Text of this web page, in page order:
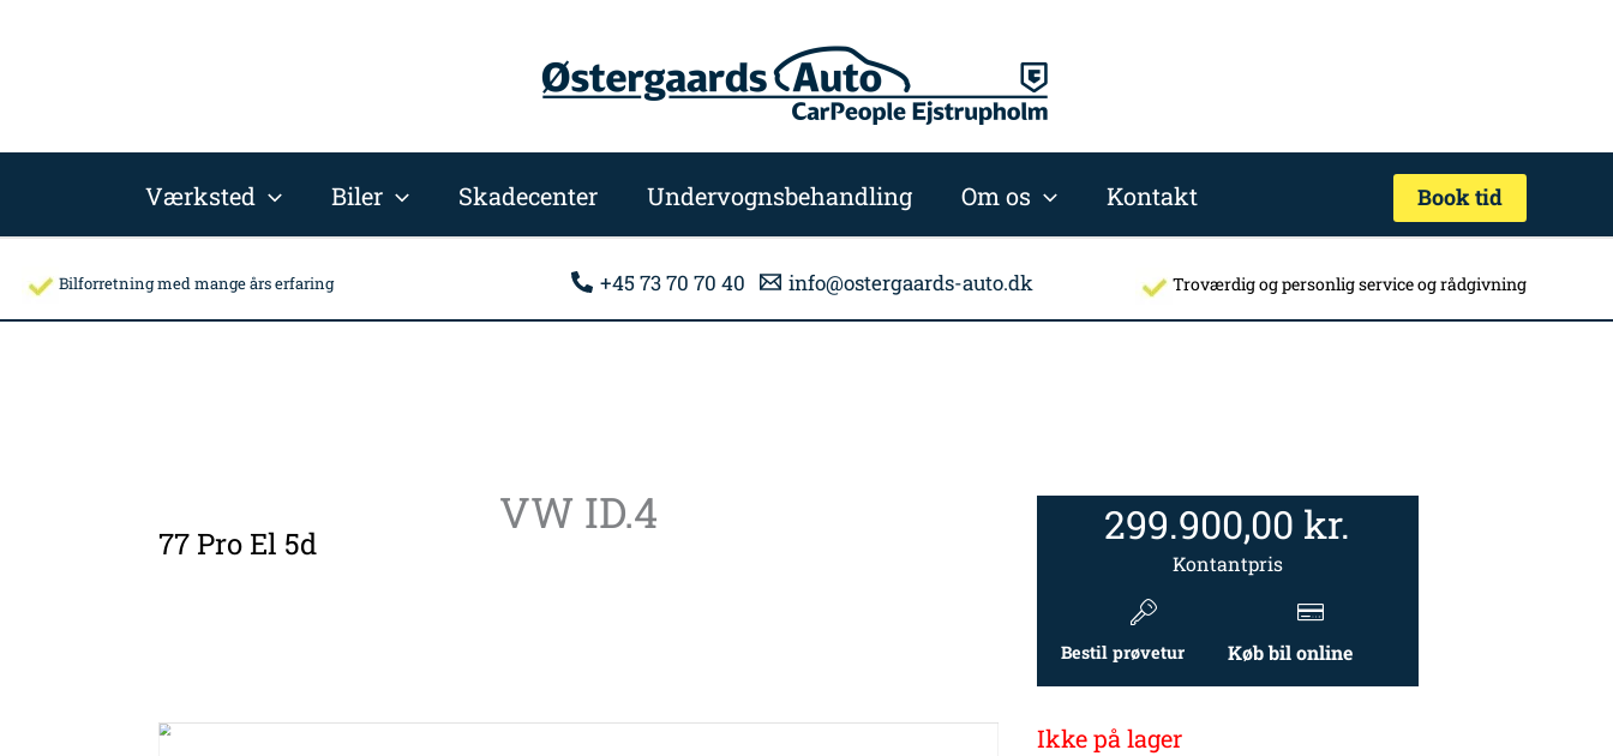
Værksted Biler Skadecenter Undervognsbehandling Om os Kontakt Book tid
Bilforretning med mange års erfaring +45 73 70 70 40 info@ostergaards-auto.dk Troværdig og personlig service og rådgivning
VW ID.4
77 Pro El 5d 299.900,00 kr.
Kontantpris
Bestil prøvetur Køb bil online
Ikke på lager